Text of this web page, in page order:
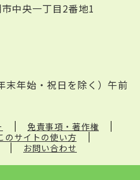
中央一丁目2番地1
末年始・祝日を除く）午前
免責事項・著作権
のサイトの使い方
お問い合わせ